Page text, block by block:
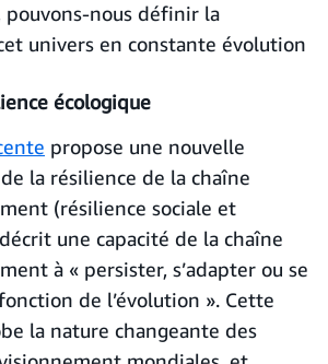
pouvons-nous définir la
univers en constante évolution
écologique
propose une nouvelle
la résilience de la chaîne
(résilience sociale et
une capacité de la chaîne
à « persister, s’adapter ou se
de l’évolution ». Cette
la nature changeante des